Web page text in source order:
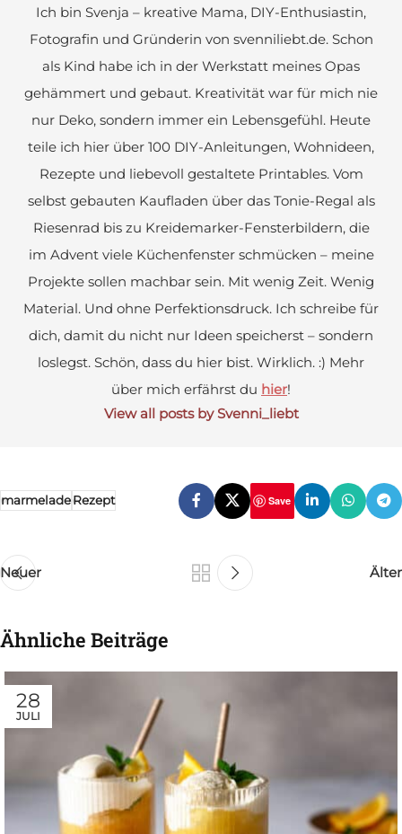
Ich bin Svenja – kreative Mama, DIY-Enthusiastin,
Fotografin und Gründerin von svenniliebt.de. Schon
als Kind habe ich in der Werkstatt meines Opas
gehämmert und gebaut. Kreativität war für mich nie
nur Deko, sondern immer ein Lebensgefühl. Heute
teile ich hier über 100 DIY-Anleitungen, Wohnideen,
Rezepte und liebevoll gestaltete Printables. Vom
selbst gebauten Kaufladen über das Tonie-Regal als
Riesenrad bis zu Kreidemarker-Fensterbildern, die
im Advent viele Küchenfenster schmücken – meine
Projekte sollen machbar sein. Mit wenig Zeit. Wenig
Material. Und ohne Perfektionsdruck. Ich schreibe für
dich, damit du nicht nur Ideen speicherst – sondern
loslegst. Schön, dass du hier bist. Wirklich. :) Mehr
über mich erfährst du hier!
View all posts by Svenni_liebt
marmeladeRezept Save
Neuer Älter
Ähnliche Beiträge
28
JULI